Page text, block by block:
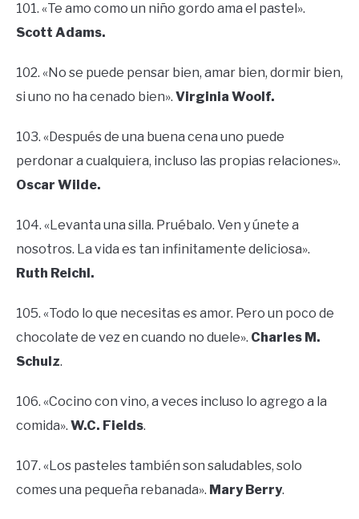
101. «Te amo como un niño gordo ama el pastel».
Scott Adams.
102. «No se puede pensar bien, amar bien, dormir bien,
si uno no ha cenado bien». Virginia Woolf.
103. «Después de una buena cena uno puede
perdonar a cualquiera, incluso las propias relaciones».
Oscar Wilde.
104. «Levanta una silla. Pruébalo. Ven y únete a
nosotros. La vida es tan infinitamente deliciosa».
Ruth Reichl.
105. «Todo lo que necesitas es amor. Pero un poco de
chocolate de vez en cuando no duele». Charles M.
Schulz.
106. «Cocino con vino, a veces incluso lo agrego a la
comida». W.C. Fields.
107. «Los pasteles también son saludables, solo
comes una pequeña rebanada». Mary Berry.